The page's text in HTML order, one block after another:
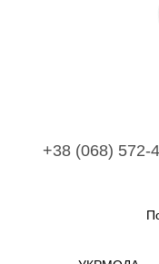
+38 (068) 572-